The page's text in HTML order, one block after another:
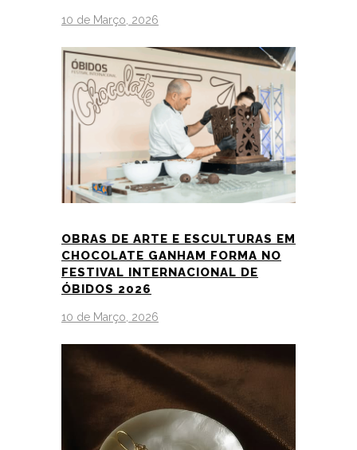
10 de Março, 2026
OBRAS DE ARTE E ESCULTURAS EM
CHOCOLATE GANHAM FORMA NO
FESTIVAL INTERNACIONAL DE
ÓBIDOS 2026
10 de Março, 2026